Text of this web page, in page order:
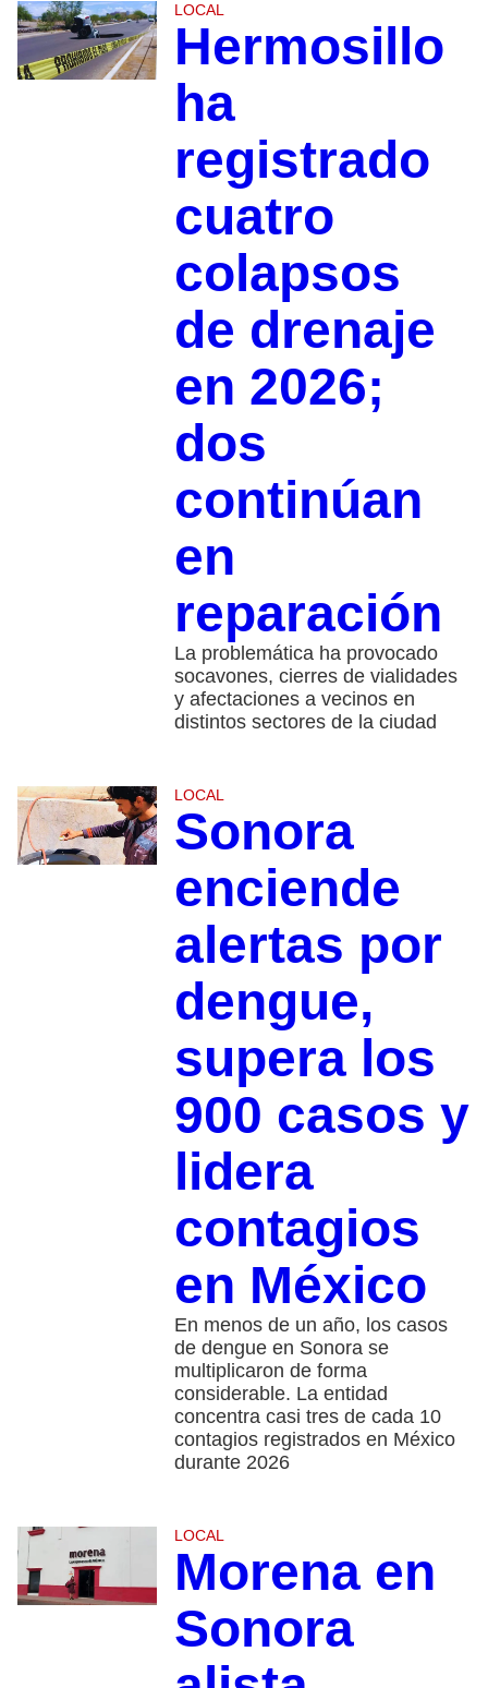
LOCAL
Hermosillo
ha
registrado
cuatro
colapsos
de drenaje
en 2026;
dos
continúan
en
reparación
La problemática ha provocado
socavones, cierres de vialidades
y afectaciones a vecinos en
distintos sectores de la ciudad
LOCAL
Sonora
enciende
alertas por
dengue,
supera los
900 casos y
lidera
contagios
en México
En menos de un año, los casos
de dengue en Sonora se
multiplicaron de forma
considerable. La entidad
concentra casi tres de cada 10
contagios registrados en México
durante 2026
LOCAL
Morena en
Sonora